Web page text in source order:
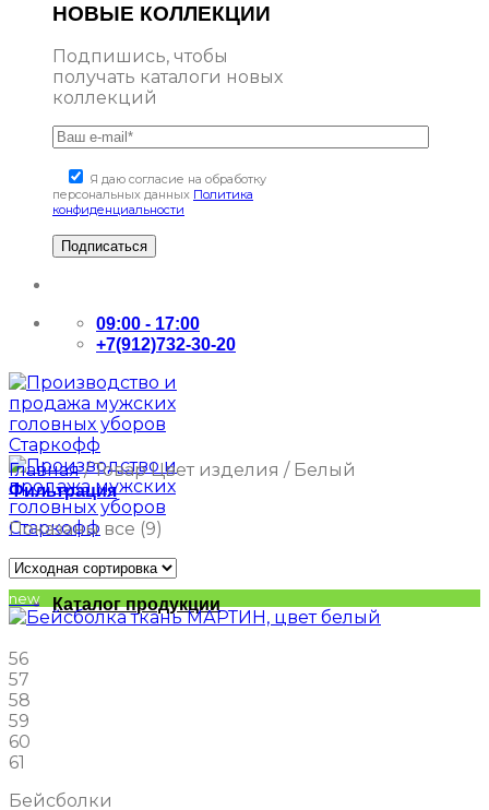
НОВЫЕ КОЛЛЕКЦИИ
Подпишись, чтобы
получать каталоги новых
коллекций
Я даю согласие на обработку
персональных данных Политика
конфиденциальности
09:00 - 17:00
+7(912)732-30-20
Каталог продукции
Главная /Товар Цвет изделия / Белый
Фильтрация
Показаны все (9)
new
56
57
58
59
60
61
Бейсболки